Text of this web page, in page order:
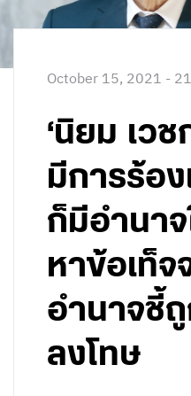
October 15, 2021 -
‘นิยม เวช
มีการร้อ
ก็มีอำนา
หาข้อเท็จ
อำนาจชี้
ลงโทษ